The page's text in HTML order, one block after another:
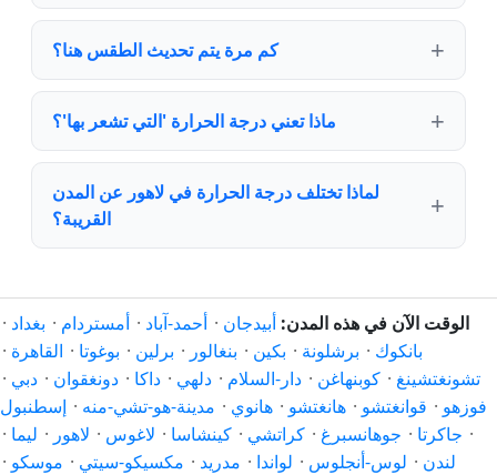
كم مرة يتم تحديث الطقس هنا؟
ماذا تعني درجة الحرارة 'التي تشعر بها'؟
لماذا تختلف درجة الحرارة في لاهور عن المدن
القريبة؟
الوقت الآن في هذه المدن: أبيدجان · أحمد-آباد · أمستردام · بغداد ·
بانكوك · برشلونة · بكين · بنغالور · برلين · بوغوتا · القاهرة ·
تشونغتشينغ · كوبنهاغن · دار-السلام · دلهي · داكا · دونغقوان · دبي ·
فوزهو · قوانغتشو · هانغتشو · هانوي · مدينة-هو-تشي-منه · إسطنبول
· جاكرتا · جوهانسبرغ · كراتشي · كينشاسا · لاغوس · لاهور · ليما ·
لندن · لوس-أنجلوس · لواندا · مدريد · مكسيكو-سيتي · موسكو ·